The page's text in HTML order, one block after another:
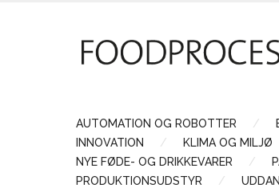
AUTOMATION OG ROBOTTER
INNOVATION
KLIMA OG MILJØ
NYE FØDE- OG DRIKKEVARER
PRODUKTIONSUDSTYR